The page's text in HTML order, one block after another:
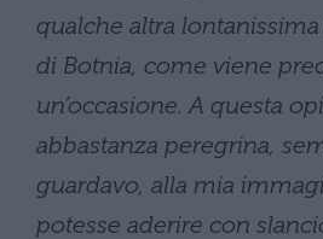
qualche altra
di Botnia, come viene
un’occasione. A questa
abbastanza peregrina,
guardavo, alla mia
potesse aderire con